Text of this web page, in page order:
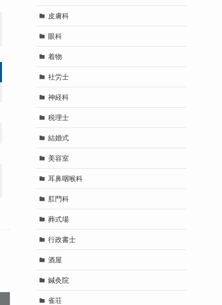
皮膚科
眼科
着物
社労士
神経科
税理士
結婚式
美容室
耳鼻咽喉科
肛門科
葬式場
行政書士
酒屋
鍼灸院
雀荘